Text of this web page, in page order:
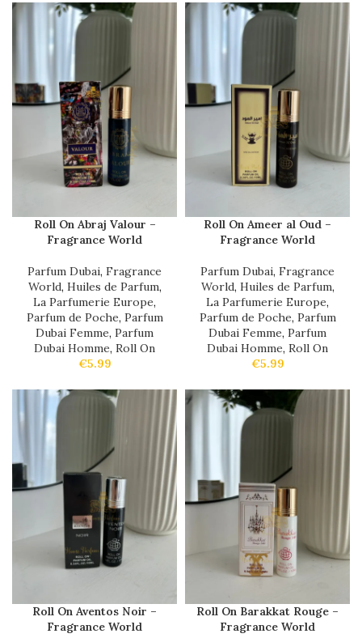
Roll On Abraj Valour –
Fragrance World
Parfum Dubai, Fragrance
World, Huiles de Parfum,
La Parfumerie Europe,
Parfum de Poche, Parfum
Dubai Femme, Parfum
Dubai Homme, Roll On
€5.99
Roll On Ameer al Oud –
Fragrance World
Parfum Dubai, Fragrance
World, Huiles de Parfum,
La Parfumerie Europe,
Parfum de Poche, Parfum
Dubai Femme, Parfum
Dubai Homme, Roll On
€5.99
Roll On Aventos Noir –
Fragrance World
Roll On Barakkat Rouge –
Fragrance World